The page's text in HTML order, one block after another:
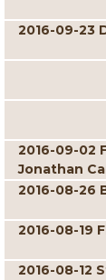
2016-09-23
2016-09-02
Jonathan
2016-08-26
2016-08-19
2016-08-12